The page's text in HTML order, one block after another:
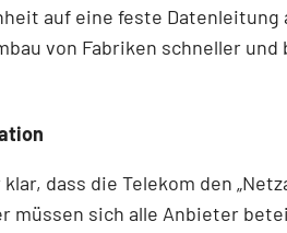
auf eine feste Datenleitung
von Fabriken schneller und
dass die Telekom den
müssen sich alle Anbieter